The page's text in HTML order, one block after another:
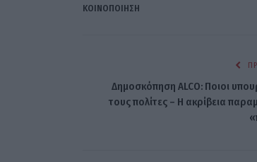
ΚΟΙΝΟΠΟΊΗΣΗ
Δημοσκόπηση ALCO: Ποιοι
τους πολίτες – Η ακρίβεια